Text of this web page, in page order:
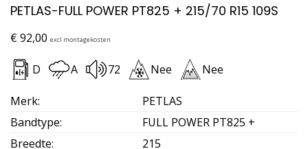
PETLAS-FULL POWER PT825 + 215/70 R15 109S
€92,00 excl montagekosten
D A 72 Nee Nee
Merk:
PETLAS
Bandtype:
FULL POWER PT825 +
Breedte:
215